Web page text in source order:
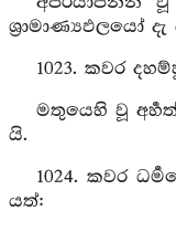
ශ්‍රාමාණ්‍යඵලයෝ
1023. කවර
මතුයෙහි වූ
යි.
1024. කවර
යත්: